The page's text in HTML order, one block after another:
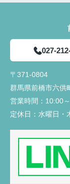
027-
〒371-0804
群馬県前橋市六供
営業時間： 10:00
定休日： 水曜日・